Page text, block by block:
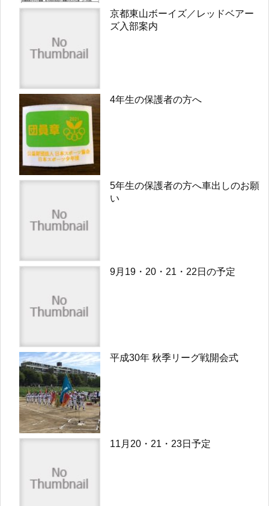
京都東山ボーイズ／レッドベアー
ズ入部案内
4年生の保護者の方へ
5年生の保護者の方へ車出しのお願
い
9月19・20・21・22日の予定
平成30年 秋季リーグ戦開会式
11月20・21・23日予定